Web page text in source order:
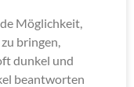
Möglichkeit,
bringen,
dunkel und
beantworten